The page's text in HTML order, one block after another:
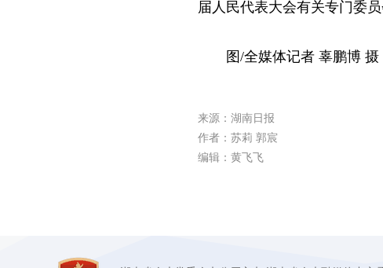
届人民代表大会有关专门委员
图/全媒体记者 辜鹏博 摄
来源：湖南日报
作者：苏莉 郭宸
编辑：黄飞飞